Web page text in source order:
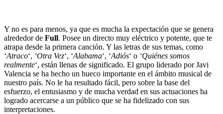
Y no es para menos, ya que es mucha la expectación que se genera
alrededor de Full. Posee un directo muy eléctrico y potente, que te
atrapa desde la primera canción. Y las letras de sus temas, como
‘Atraco‘, ‘Otra Vez‘, ‘Alabama‘, ‘Adiós‘ o ‘Quiénes somos
realmente‘, están llenas de significado. El grupo liderado por Javi
Valencia se ha hecho un hueco importante en el ámbito musical de
nuestro país. No le ha resultado fácil, pero sobre la base del
esfuerzo, el entusiasmo y de mucha verdad en sus actuaciones ha
logrado acercarse a un público que se ha fidelizado con sus
interpretaciones.